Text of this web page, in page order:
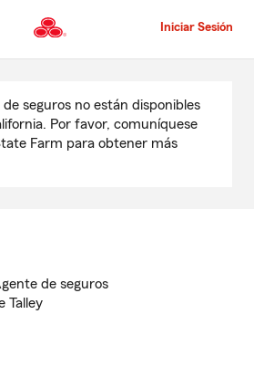
al
principal
Iniciar Sesión
seguros no están disponibles
Por favor, comuníquese
Farm para obtener más